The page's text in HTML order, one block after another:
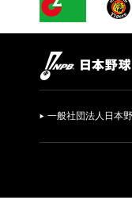
一般社団法人日本